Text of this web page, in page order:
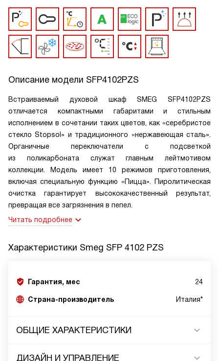
Описание модели SFP4102PZS
Встраиваемый духовой шкаф SMEG SFP4102PZS
отличается компактными габаритами и стильным
исполнением в сочетании таких цветов, как «серебристое
стекло Stopsol» и традиционного «нержавеющая сталь».
Органичные переключатели с подсветкой
из поликарбоната служат главным лейтмотивом
коллекции. Модель имеет 10 режимов приготовления,
включая специальную функцию «Пицца». Пиролитическая
очистка гарантирует высококачественный результат,
превращая все загрязнения в пепел.
Читать подробнее
Характеристики Smeg SFP 4102 PZS
Гарантия, мес 24
Страна-производитель Италия*
ОБЩИЕ ХАРАКТЕРИСТИКИ
ДИЗАЙН И УПРАВЛЕНИЕ